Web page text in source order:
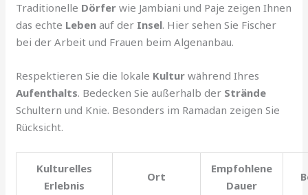
Traditionelle Dörfer wie Jambiani und Paje zeigen Ihnen
das echte Leben auf der Insel. Hier sehen Sie Fischer
bei der Arbeit und Frauen beim Algenanbau.
Respektieren Sie die lokale Kultur während Ihres
Aufenthalts. Bedecken Sie außerhalb der Strände
Schultern und Knie. Besonders im Ramadan zeigen Sie
Rücksicht.
Kulturelles
Erlebnis
Ort
Empfohlene
Dauer